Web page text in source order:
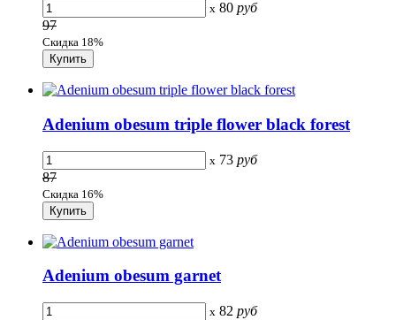
x 80 руб
97
Скидка 18%
Adenium obesum triple flower black forest
x 73 руб
87
Скидка 16%
Adenium obesum garnet
x 82 руб